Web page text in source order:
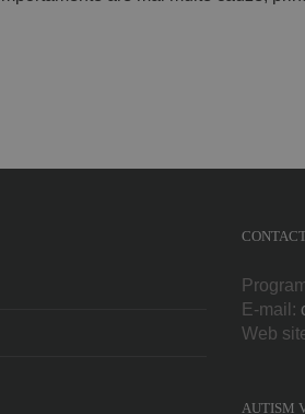
E-mail:
Web
AUTISM